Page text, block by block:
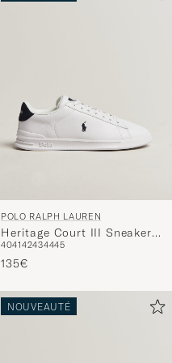
POLO RALPH LAUREN
Heritage Court III Sneakers
White/Navy
404142434445
135€
NOUVEAUTÉ